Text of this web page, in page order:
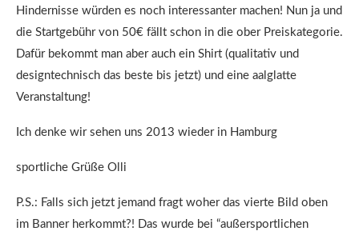
Hindernisse würden es noch interessanter machen! Nun ja und
die Startgebühr von 50€ fällt schon in die ober Preiskategorie.
Dafür bekommt man aber auch ein Shirt (qualitativ und
designtechnisch das beste bis jetzt) und eine aalglatte
Veranstaltung!
Ich denke wir sehen uns 2013 wieder in Hamburg
sportliche Grüße Olli
P.S.: Falls sich jetzt jemand fragt woher das vierte Bild oben
im Banner herkommt?! Das wurde bei “außersportlichen